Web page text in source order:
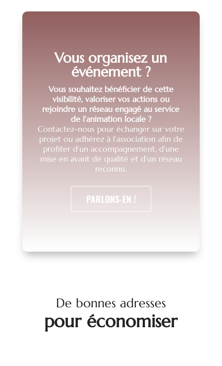
Vous organisez un
événement ?
Vous souhaitez bénéficier de cette
visibilité, valoriser vos actions ou
rejoindre un réseau engagé au service
de l’animation locale ?
Contactez-nous pour échanger sur votre
projet ou adhérez à l’association afin de
profiter d’un accompagnement, d’une
mise en avant de qualité et d’un réseau
reconnu.
PARLONS-EN !
De bonnes adresses
pour économiser